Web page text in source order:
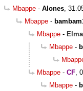
Mbappe - Alones
Mbappe -
Mbappe -
Mbappe -
Mbappe - CF
Mbappe -